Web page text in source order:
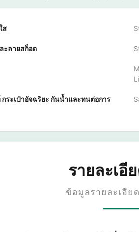
ส
ะลายสก็อต
ระเป๋าอัจฉริยะ กันน้ำและทนต่อการ
รายละเอี
ข้อมูลรายละเอีย